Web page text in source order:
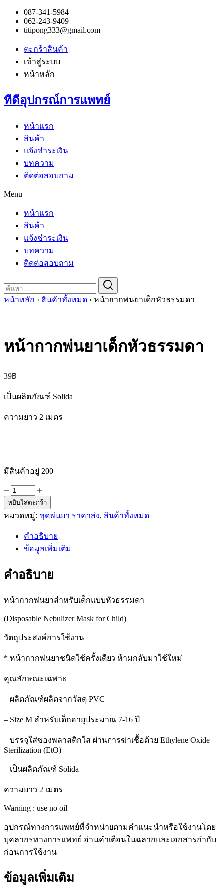
087-341-5984
062-243-9409
titipong333@gmail.com
ตะกร้าสินค้า
เข้าสู่ระบบ
หน้าหลัก
ทีดีอุปกรณ์การแพทย์
หน้าแรก
สินค้า
แจ้งชำระเงิน
บทความ
ติดต่อสอบถาม
Menu
หน้าแรก
สินค้า
แจ้งชำระเงิน
บทความ
ติดต่อสอบถาม
for:
หน้าหลัก › สินค้าทั้งหมด › หน้ากากพ่นยาเด็กหัวธรรมดา
หน้ากากพ่นยาเด็กหัวธรรมดา
39฿
เป็นผลิตภัณฑ์ Solida
ความยาว 2 เมตร
มีสินค้าอยู่ 200
จำนวน
หน้ากาก
พ่น
ชิ้น
หยิบใส่ตะกร้า
หมวดหมู่: ชุดพ่นยา ราคาส่ง, สินค้าทั้งหมด
คำอธิบาย
ข้อมูลเพิ่มเติม
คำอธิบาย
หน้ากากพ่นยาสำหรับเด็กแบบหัวธรรมดา
(Disposable Nebulizer Mask for Child)
วัตถุประสงค์การใช้งาน
* หน้ากากพ่นยาชนิดใช้ครั้งเดียว ห้ามกลับมาใช้ใหม่
คุณลักษณะเฉพาะ
– ผลิตภัณฑ์ผลิตจากวัสดุ PVC
– Size M สำหรับเด็กอายุประมาณ 7-16 ปี
– บรรจุใส่ซองพลาสติกใส ผ่านการฆ่าเชื้อด้วย Ethylene Oxide
Sterilization (EtO)
– เป็นผลิตภัณฑ์ Solida
ความยาว 2 เมตร
Warning : use no oil
อุปกรณ์ทางการแพทย์ที่จำหน่ายตามคำแนะนำหรือใช้งานโดย
บุคลากรทางการแพทย์ อ่านคำเตือนในฉลากและเอกสารกำกับ
ก่อนการใช้งาน
ข้อมูลเพิ่มเติม